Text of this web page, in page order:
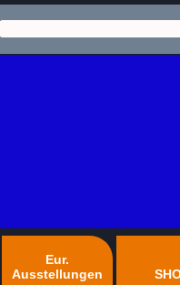
Eur.
Ausstellungen